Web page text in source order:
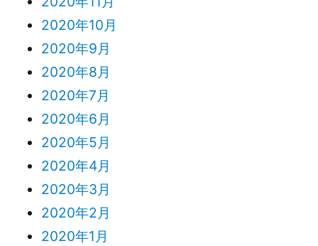
2020年10月
2020年9月
2020年8月
2020年7月
2020年6月
2020年5月
2020年4月
2020年3月
2020年2月
2020年1月